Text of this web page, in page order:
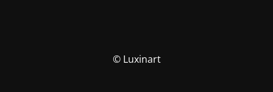
© Luxinart